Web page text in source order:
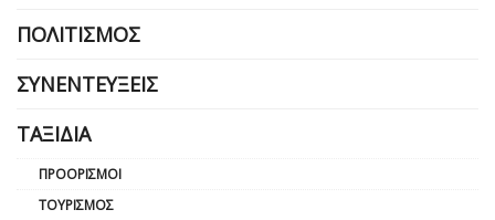
ΠΟΛΙΤΙΣΜΌΣ
ΣΥΝΕΝΤΕΎΞΕΙΣ
ΤΑΞΊΔΙΑ
ΠΡΟΟΡΙΣΜΟΊ
ΤΟΥΡΙΣΜΌΣ